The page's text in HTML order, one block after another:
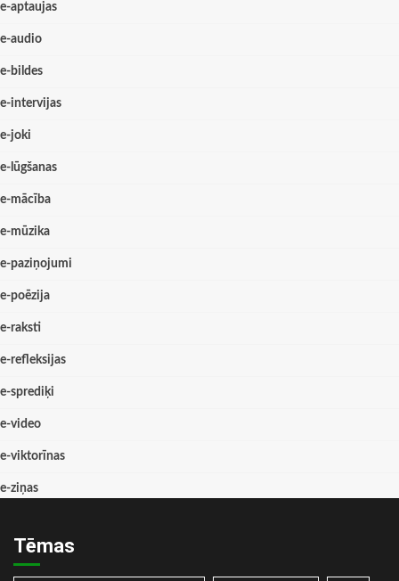
e-aptaujas
e-audio
e-bildes
e-intervijas
e-joki
e-lūgšanas
e-mācība
e-mūzika
e-paziņojumi
e-poēzija
e-raksti
e-refleksijas
e-sprediķi
e-video
e-viktorīnas
e-ziņas
Tēmas